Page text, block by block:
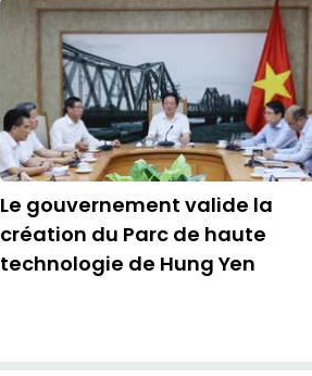
Le gouvernement valide la
création du Parc de haute
technologie de Hung Yen